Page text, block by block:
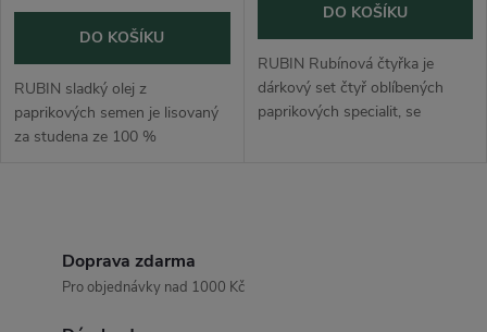
DO KOŠÍKU
RUBIN sladký olej z
paprikových semen je lisovaný
za studena ze 100 %
DO KOŠÍKU
RUBIN Rubínová čtyřka je
dárkový set čtyř oblíbených
paprikových specialit, se
Doprava zdarma
Pro objednávky nad 1000 Kč